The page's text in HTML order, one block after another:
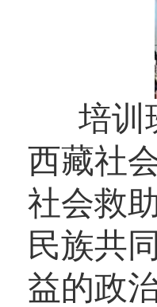
培训
西藏社
社会救
民族共
益的政